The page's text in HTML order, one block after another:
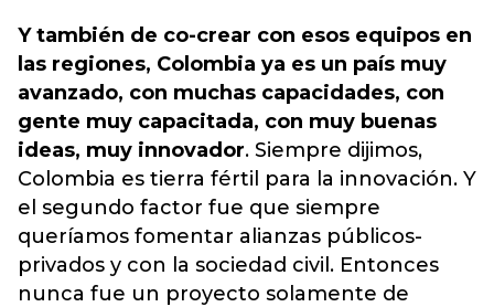
Y también de co-crear con esos equipos en
las regiones, Colombia ya es un país muy
avanzado, con muchas capacidades, con
gente muy capacitada, con muy buenas
ideas, muy innovador. Siempre dijimos,
Colombia es tierra fértil para la innovación. Y
el segundo factor fue que siempre
queríamos fomentar alianzas públicos-
privados y con la sociedad civil. Entonces
nunca fue un proyecto solamente de